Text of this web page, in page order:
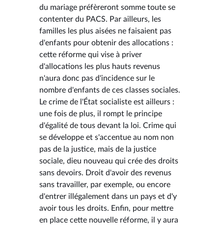
du mariage préfèreront somme toute se
contenter du PACS. Par ailleurs, les
familles les plus aisées ne faisaient pas
d'enfants pour obtenir des allocations :
cette réforme qui vise à priver
d'allocations les plus hauts revenus
n'aura donc pas d'incidence sur le
nombre d'enfants de ces classes sociales.
Le crime de l'État socialiste est ailleurs :
une fois de plus, il rompt le principe
d'égalité de tous devant la loi. Crime qui
se développe et s'accentue au nom non
pas de la justice, mais de la justice
sociale, dieu nouveau qui crée des droits
sans devoirs. Droit d'avoir des revenus
sans travailler, par exemple, ou encore
d'entrer illégalement dans un pays et d'y
avoir tous les droits. Enfin, pour mettre
en place cette nouvelle réforme, il y aura